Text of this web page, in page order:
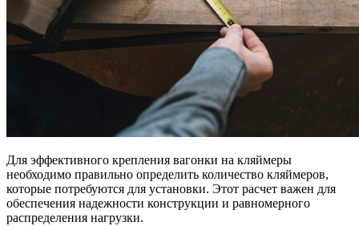
Для эффективного крепления вагонки на кляймеры
необходимо правильно определить количество кляймеров,
которые потребуются для установки. Этот расчет важен для
обеспечения надежности конструкции и равномерного
распределения нагрузки.